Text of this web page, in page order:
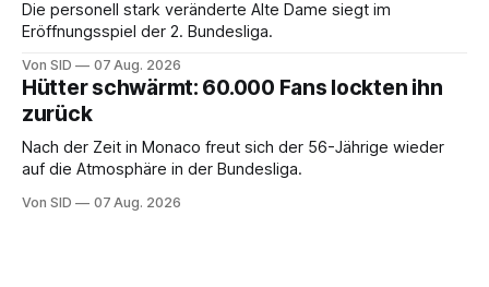
Die personell stark veränderte Alte Dame siegt im
Eröffnungsspiel der 2. Bundesliga.
Von SID 07 Aug. 2026
Hütter schwärmt: 60.000 Fans lockten ihn
zurück
Nach der Zeit in Monaco freut sich der 56-Jährige wieder
auf die Atmosphäre in der Bundesliga.
Von SID 07 Aug. 2026